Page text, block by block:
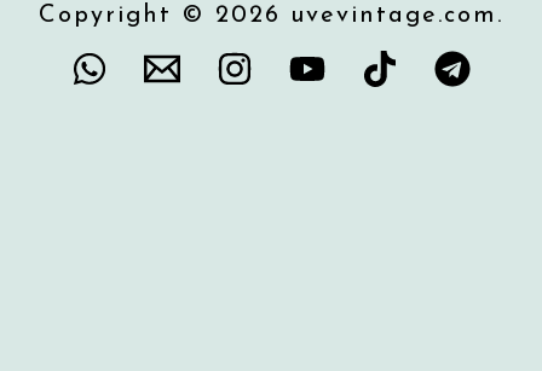
Copyright © 2026 uvevintage.com.